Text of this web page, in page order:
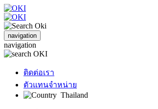
navigation
navigation
ติดต่อเรา
ตัวแทนจำหน่าย
Thailand